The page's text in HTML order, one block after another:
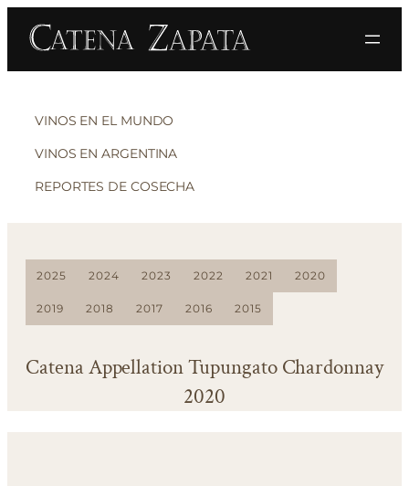
VINOS EN EL MUNDO
VINOS EN ARGENTINA
REPORTES DE COSECHA
2025 2024 2023 2022 2021 2020
2019 2018 2017 2016 2015
Catena Appellation Tupungato Chardonnay
2020